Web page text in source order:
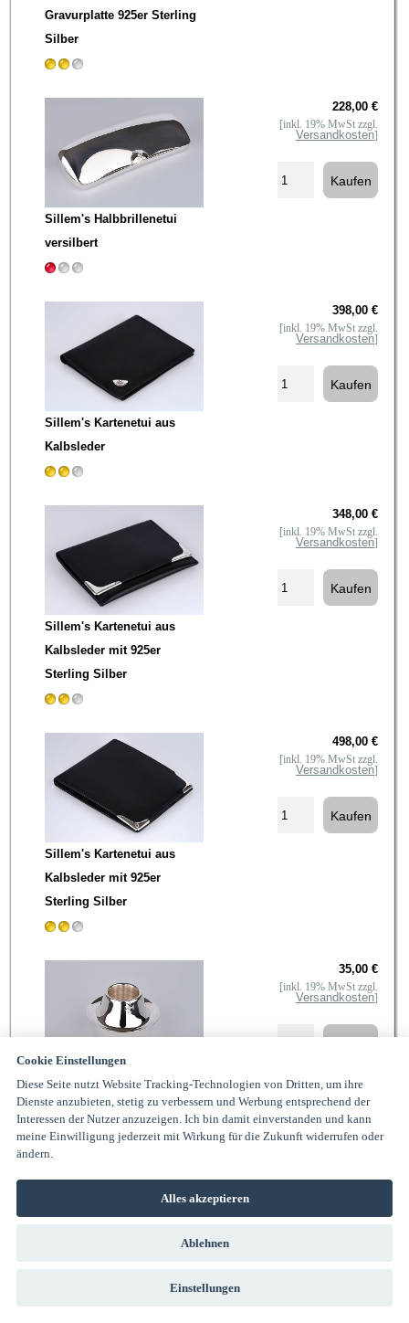
Gravurplatte 925er Sterling
Silber
Sillem's Halbbrillenetui
versilbert
228,00 €
[inkl. 19% MwSt zzgl.
Versandkosten]
Sillem's Kartenetui aus
Kalbsleder
398,00 €
[inkl. 19% MwSt zzgl.
Versandkosten]
Sillem's Kartenetui aus
Kalbsleder mit 925er
Sterling Silber
348,00 €
[inkl. 19% MwSt zzgl.
Versandkosten]
Sillem's Kartenetui aus
Kalbsleder mit 925er
Sterling Silber
498,00 €
[inkl. 19% MwSt zzgl.
Versandkosten]
Sillem's Kerzenständer
versilbert
35,00 €
[inkl. 19% MwSt zzgl.
Versandkosten]
Sillem's Kontaktlinsenbox
Cookie Einstellungen
Diese Seite nutzt Website Tracking-Technologien von Dritten, um ihre
Dienste anzubieten, stetig zu verbessern und Werbung entsprechend der
Interessen der Nutzer anzuzeigen. Ich bin damit einverstanden und kann
meine Einwilligung jederzeit mit Wirkung für die Zukunft widerrufen oder
ändern.
Alles akzeptieren
Ablehnen
Einstellungen